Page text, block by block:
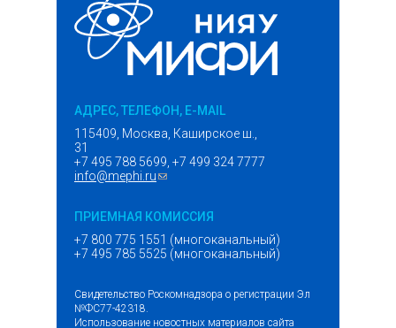
АДРЕС, ТЕЛЕФОН, E-MAIL
115409, Москва, Каширское ш.,
31
+7 495 788 5699, +7 499 324 7777
info@mephi.ru(ссылка для отправки email)
ПРИЕМНАЯ КОМИССИЯ
+7 800 775 1551 (многоканальный)
+7 495 785 5525 (многоканальный)
Свидетельство Роскомнадзора о регистрации Эл
№ФС77-42318.
Использование новостных материалов сайта